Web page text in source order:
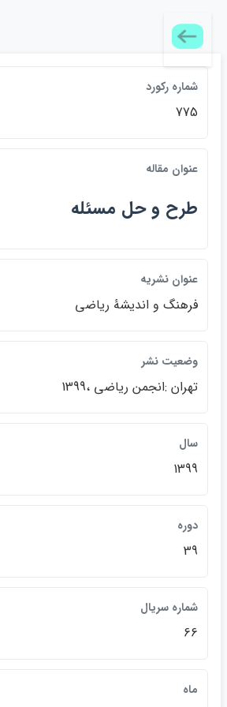
شماره ركورد
775
عنوان مقاله
طرح و حل مسئله
عنوان نشريه
فرهنگ و انديشۀ رياضي
وضعيت نشر
تهران :انجمن رياضي ،1399
سال
1399
دوره
39
شماره سريال
66
ماه